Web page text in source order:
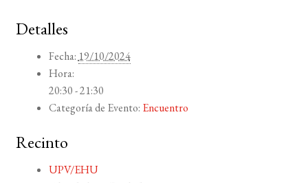
Detalles
Fecha:19/10/2024
Hora:
20:30 - 21:30
Categoría de Evento: Encuentro
Recinto
UPV/EHU